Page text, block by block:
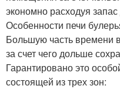
экономно расходуя
Особенности печи
Большую часть времени
за счет чего дольше
Гарантировано это
состоящей из трех зон: